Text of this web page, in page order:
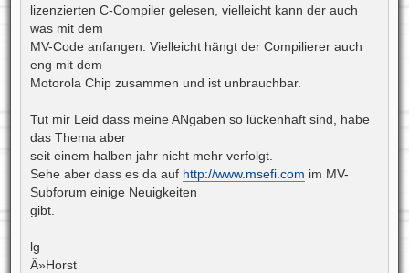
lizenzierten C-Compiler gelesen, vielleicht kann der auch
was mit dem
MV-Code anfangen. Vielleicht hängt der Compilierer auch
eng mit dem
Motorola Chip zusammen und ist unbrauchbar.
Tut mir Leid dass meine ANgaben so lückenhaft sind, habe
das Thema aber
seit einem halben jahr nicht mehr verfolgt.
Sehe aber dass es da auf http://www.msefi.com im MV-
Subforum einige Neuigkeiten
gibt.
lg
Â»Horst